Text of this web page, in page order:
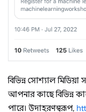
বিভিন্ন সোশ্যাল মিডিয়া
আপনার কাছে বিভিন্ন
পারে। উদাহরণস্বরূপ,